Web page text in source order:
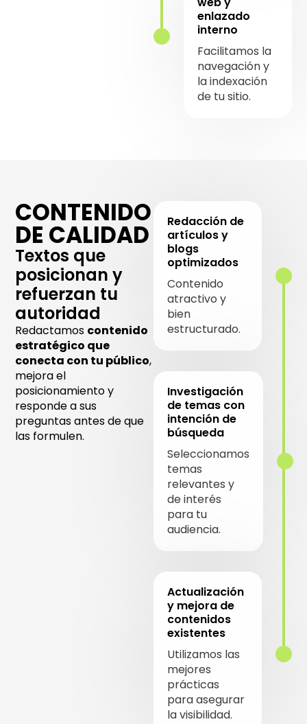
enlazado
interno
Facilitamos la
navegación y
la indexación
de tu sitio.
CONTENIDO
DE CALIDAD
Textos que
posicionan y
refuerzan tu
autoridad
Redactamos contenido
estratégico que
conecta con tu público,
mejora el
posicionamiento y
responde a sus
preguntas antes de que
las formulen.
Redacción de
artículos y
blogs
optimizados
Contenido
atractivo y
bien
estructurado.
Investigación
de temas con
intención de
búsqueda
Seleccionamos
temas
relevantes y
de interés
para tu
audiencia.
Actualización
y mejora de
contenidos
existentes
Utilizamos las
mejores
prácticas
para asegurar
la visibilidad.